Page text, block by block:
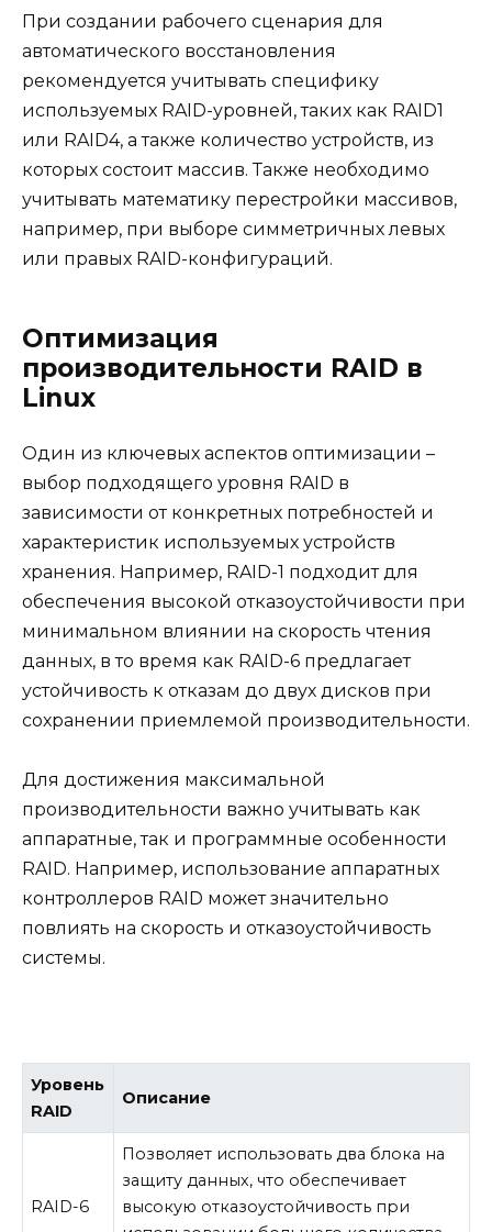
При создании рабочего сценария для
автоматического восстановления
рекомендуется учитывать специфику
используемых RAID-уровней, таких как RAID1
или RAID4, а также количество устройств, из
которых состоит массив. Также необходимо
учитывать математику перестройки массивов,
например, при выборе симметричных левых
или правых RAID-конфигураций.
Оптимизация
производительности RAID в
Linux
Один из ключевых аспектов оптимизации –
выбор подходящего уровня RAID в
зависимости от конкретных потребностей и
характеристик используемых устройств
хранения. Например, RAID-1 подходит для
обеспечения высокой отказоустойчивости при
минимальном влиянии на скорость чтения
данных, в то время как RAID-6 предлагает
устойчивость к отказам до двух дисков при
сохранении приемлемой производительности.
Для достижения максимальной
производительности важно учитывать как
аппаратные, так и программные особенности
RAID. Например, использование аппаратных
контроллеров RAID может значительно
повлиять на скорость и отказоустойчивость
системы.
Уровень
RAID
Описание
RAID-6
Позволяет использовать два блока на
защиту данных, что обеспечивает
высокую отказоустойчивость при